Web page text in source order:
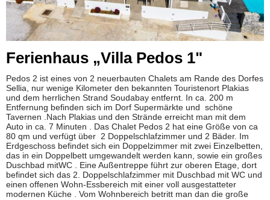
Ferienhaus „Villa Pedos 1"
Pedos 2 ist eines von 2 neuerbauten Chalets am Rande des Dorfes
Sellia, nur wenige Kilometer den bekannten Touristenort Plakias
und dem herrlichen Strand Soudabay entfernt. In ca. 200 m
Entfernung befinden sich im Dorf Supermärkte und schöne
Tavernen .Nach Plakias und den Strände erreicht man mit dem
Auto in ca. 7 Minuten . Das Chalet Pedos 2 hat eine Größe von ca
80 qm und verfügt über 2 Doppelschlafzimmer und 2 Bäder. Im
Erdgeschoss befindet sich ein Doppelzimmer mit zwei Einzelbetten,
das in ein Doppelbett umgewandelt werden kann, sowie ein großes
Duschbad mitWC . Eine Außentreppe führt zur oberen Etage, dort
befindet sich das 2. Doppelschlafzimmer mit Duschbad mit WC und
einen offenen Wohn-Essbereich mit einer voll ausgestatteter
modernen Küche . Vom Wohnbereich betritt man dan die große